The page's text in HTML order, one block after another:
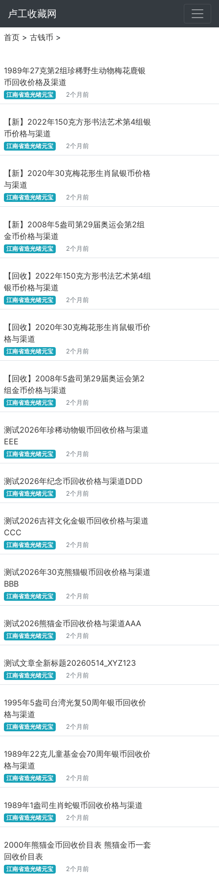
卢工收藏网
首页 > 古钱币 >
1989年27克第2组珍稀野生动物梅花鹿银
币回收价格及渠道
江南省造光绪元宝 2个月前
【新】2022年150克方形书法艺术第4组银
币价格与渠道
江南省造光绪元宝 2个月前
【新】2020年30克梅花形生肖鼠银币价格
与渠道
江南省造光绪元宝 2个月前
【新】2008年5盎司第29届奥运会第2组
金币价格与渠道
江南省造光绪元宝 2个月前
【回收】2022年150克方形书法艺术第4组
银币价格与渠道
江南省造光绪元宝 2个月前
【回收】2020年30克梅花形生肖鼠银币价
格与渠道
江南省造光绪元宝 2个月前
【回收】2008年5盎司第29届奥运会第2
组金币价格与渠道
江南省造光绪元宝 2个月前
测试2026年珍稀动物银币回收价格与渠道
EEE
江南省造光绪元宝 2个月前
测试2026年纪念币回收价格与渠道DDD
江南省造光绪元宝 2个月前
测试2026吉祥文化金银币回收价格与渠道
CCC
江南省造光绪元宝 2个月前
测试2026年30克熊猫银币回收价格与渠道
BBB
江南省造光绪元宝 2个月前
测试2026熊猫金币回收价格与渠道AAA
江南省造光绪元宝 2个月前
测试文章全新标题20260514_XYZ123
江南省造光绪元宝 2个月前
1995年5盎司台湾光复50周年银币回收价
格与渠道
江南省造光绪元宝 2个月前
1989年22克儿童基金会70周年银币回收价
格与渠道
江南省造光绪元宝 2个月前
1989年1盎司生肖蛇银币回收价格与渠道
江南省造光绪元宝 2个月前
2000年熊猫金币回收价目表 熊猫金币一套
回收价目表
江南省造光绪元宝 2个月前